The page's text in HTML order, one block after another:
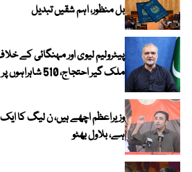
بل منظور، اہم شقیں تبدیل
پیٹرولیم لیوی اور مہنگائی کے
ملک گیر احتجاج، 510 شاہراہوں پر دھرنوں کا اعلان
وزیراعظم اچھے ہیں، ن لیگ کا ایک
ہے، بلاول بھٹو